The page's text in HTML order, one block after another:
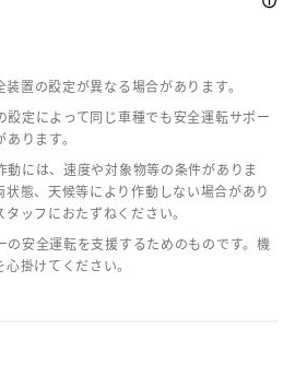
置の設定が異なる場合があります。
定によって同じ車種でも安全運転サポー
ります。
には、速度や対象物等の条件がありま
態、天候等により作動しない場合があり
ッフにおたずねください。
安全運転を支援するためのものです。機
掛けてください。